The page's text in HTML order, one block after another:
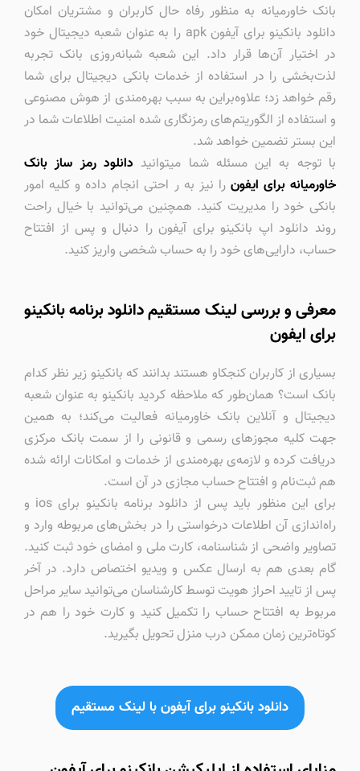
بانک خاورمیانه به منظور رفاه حال کاربران و مشتریان امکان
دانلود بانکینو برای آیفون apk را به عنوان شعبه دیجیتال خود
در اختیار آن‌ها قرار داد. این شعبه شبانه‌روزی بانک تجربه
لذت‌بخشی را در استفاده از خدمات بانکی دیجیتال برای شما
رقم خواهد زد؛ علاوه‌براین به سبب بهره‌مندی از هوش مصنوعی
و استفاده از الگوریتم‌های رمزنگاری شده امنیت اطلاعات شما در
این بستر تضمین خواهد شد.
با توجه به این مسئله شما میتوانید دانلود رمز ساز بانک
خاورمیانه برای ایفون را نیز به ر احتی انجام داده و کلیه امور
بانکی خود را مدیریت کنید. همچنین می‌توانید با خیال راحت
روند دانلود اپ بانکینو برای آیفون را دنبال و پس از افتتاح
حساب، دارایی‌های خود را به حساب شخصی‌ واریز کنید.
معرفی و بررسی لینک مستقیم دانلود برنامه بانکینو
برای ایفون
بسیاری از کاربران کنجکاو هستند بدانند که بانکینو زیر نظر کدام
بانک است؟ همان‌طور که ملاحظه کردید بانکینو به عنوان شعبه
دیجیتال و آنلاین بانک خاورمیانه فعالیت می‌کند؛ به همین
جهت کلیه مجوزهای رسمی و قانونی را از سمت بانک مرکزی
دریافت کرده و لازمه‌ی بهره‌مندی از خدمات و امکانات ارائه شده
هم ثبت‌نام و افتتاح حساب مجازی در آن است.
برای این منظور باید پس از دانلود برنامه بانکینو برای ios و
راه‌اندازی آن اطلاعات درخواستی را در بخش‌های مربوطه وارد و
تصاویر واضحی از شناسنامه، کارت ملی و امضای خود ثبت کنید.
گام بعدی هم به ارسال عکس و ویدیو اختصاص دارد. در آخر
پس از تایید احراز هویت توسط کارشناسان می‌توانید سایر مراحل
مربوط به افتتاح حساب را تکمیل کنید و کارت خود را هم در
کوتاه‌ترین زمان ممکن درب منزل تحویل بگیرید.
دانلود بانکینو برای آیفون با لینک مستقیم